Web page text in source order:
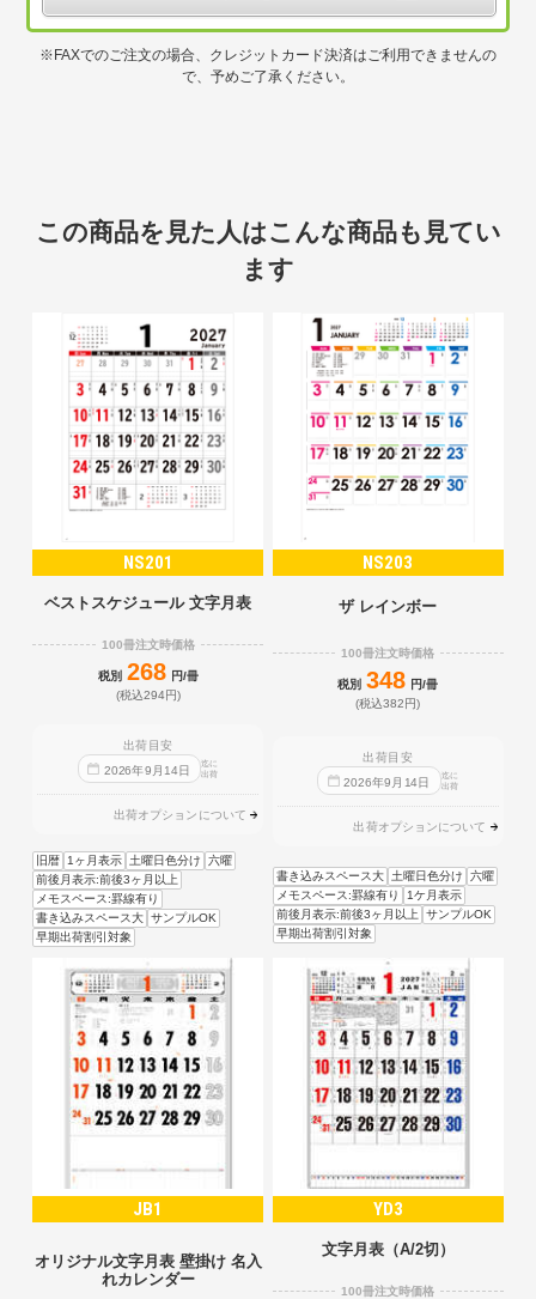
※FAXでのご注文の場合、クレジットカード決済はご利用できませんの
で、予めご了承ください。
この商品を見た人はこんな商品も見てい
ます
NS201
ベストスケジュール 文字月表
100冊注文時価格
税別 268 円/冊
(税込294円)
出荷目安
2026年9 月 14日
迄に
出荷
出荷オプションについて
旧暦 1ヶ月表示 土曜日色分け
六曜
前後月表示:前後3ヶ月以上
メモスペース:罫線有り
書き込みスペース大 サンプルOK
早期出荷割引対象
NS203
ザ レインボー
100冊注文時価格
税別 348 円/冊
(税込382円)
出荷目安
2026年9 月 14日
迄に
出荷
出荷オプションについて
書き込みスペース大 土曜日色分け
六曜
メモスペース:罫線有り
1ケ月表示
前後月表示:前後3ヶ月以上
サンプルOK
早期出荷割引対象
JB1
オリジナル文字月表 壁掛け 名入
れカレンダー
YD3
文字月表（A/2切）
100冊注文時価格